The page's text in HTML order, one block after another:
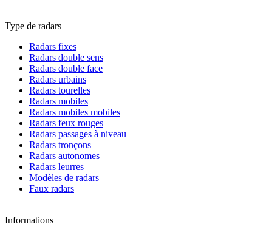
Type de radars
Radars fixes
Radars double sens
Radars double face
Radars urbains
Radars tourelles
Radars mobiles
Radars mobiles mobiles
Radars feux rouges
Radars passages à niveau
Radars tronçons
Radars autonomes
Radars leurres
Modèles de radars
Faux radars
Informations